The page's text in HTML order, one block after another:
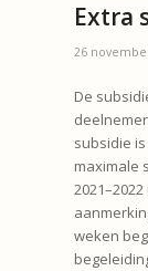
Extra
26
De
subsidie
maximale
weken